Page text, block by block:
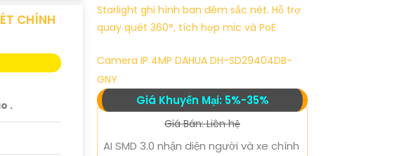
CHÍNH
.
Camera IP 4MP DAHUA DH-SD29404DB-
GNY
Giá Khuyến Mại: 5%-35%
Giá Bán: Liên hệ
AI SMD 3.0 nhận diện người và xe chính